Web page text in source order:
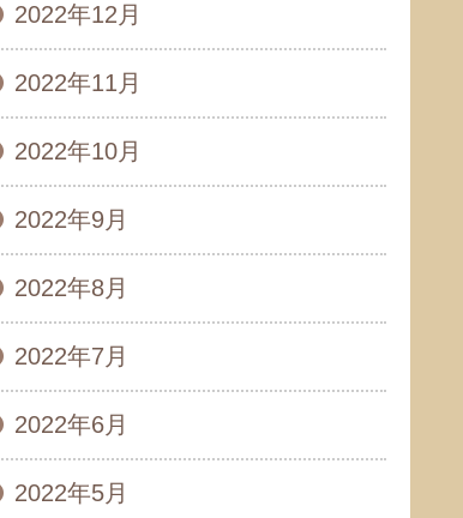
2022年12月
2022年11月
2022年10月
2022年9月
2022年8月
2022年7月
2022年6月
2022年5月